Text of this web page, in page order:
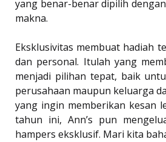
yang benar-benar dipilih
makna.
Eksklusivitas membuat hadiah
dan personal. Itulah yang
menjadi pilihan tepat, baik
perusahaan maupun keluarga
yang ingin memberikan kesan
tahun ini, Ann’s pun
hampers eksklusif. Mari kita